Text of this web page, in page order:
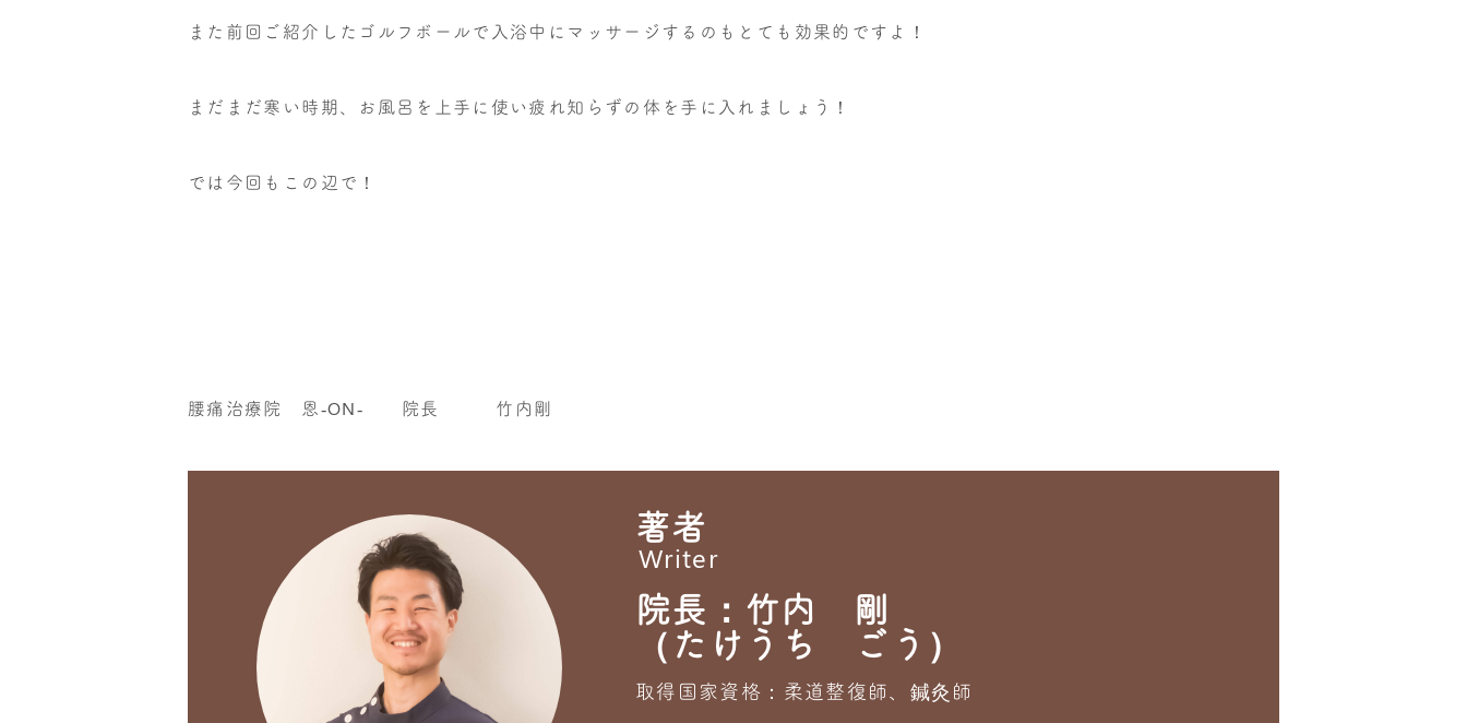
また前回ご紹介したゴルフボールで入浴中にマッサージするのもとても効果的ですよ！
まだまだ寒い時期、お風呂を上手に使い疲れ知らずの体を手に入れましょう！
では今回もこの辺で！
腰痛治療院 恩‐ON‐ 院長 竹内剛
著者
Writer
院長：竹内 剛
（たけうち ごう）
取得国家資格：柔道整復師、鍼灸師